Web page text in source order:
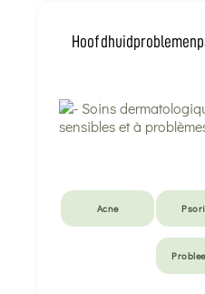
Acne